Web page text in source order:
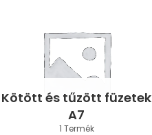
Kötött és tűzött füzetek
A7
1 Termék